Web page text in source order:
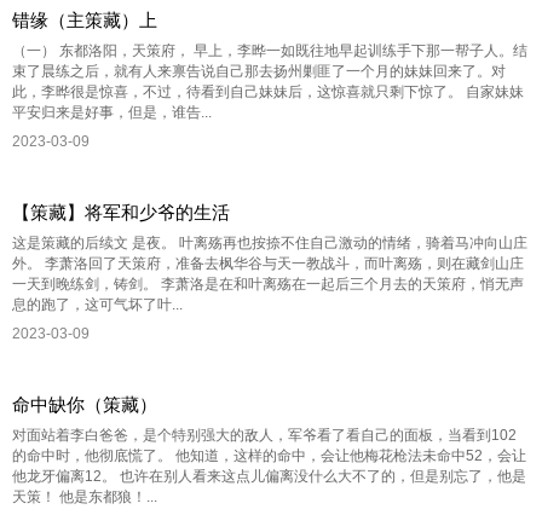
错缘（主策藏）上
（一） 东都洛阳，天策府， 早上，李晔一如既往地早起训练手下那一帮子人。结
束了晨练之后，就有人来禀告说自己那去扬州剿匪了一个月的妹妹回来了。对
此，李晔很是惊喜，不过，待看到自己妹妹后，这惊喜就只剩下惊了。 自家妹妹
平安归来是好事，但是，谁告...
2023-03-09
【策藏】将军和少爷的生活
这是策藏的后续文 是夜。 叶离殇再也按捺不住自己激动的情绪，骑着马冲向山庄
外。 李萧洛回了天策府，准备去枫华谷与天一教战斗，而叶离殇，则在藏剑山庄
一天到晚练剑，铸剑。 李萧洛是在和叶离殇在一起后三个月去的天策府，悄无声
息的跑了，这可气坏了叶...
2023-03-09
命中缺你（策藏）
对面站着李白爸爸，是个特别强大的敌人，军爷看了看自己的面板，当看到102
的命中时，他彻底慌了。 他知道，这样的命中，会让他梅花枪法未命中52，会让
他龙牙偏离12。 也许在别人看来这点儿偏离没什么大不了的，但是别忘了，他是
天策！ 他是东都狼！...